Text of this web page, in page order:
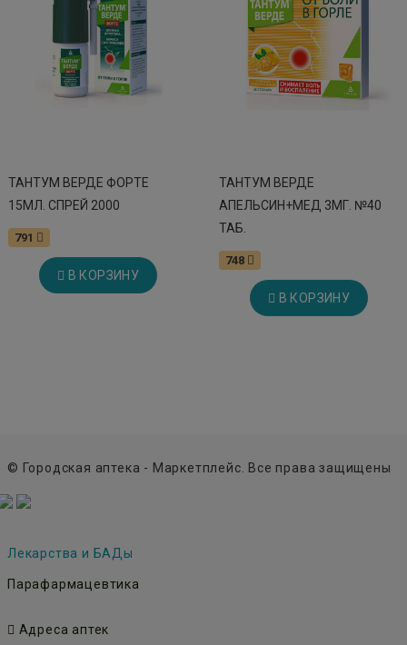
ТАНТУМ ВЕРДЕ ФОРТЕ
15МЛ. СПРЕЙ 2000
791
В КОРЗИНУ
ТАНТУМ ВЕРДЕ
АПЕЛЬСИН+МЕД 3МГ. №40
ТАБ.
748
В КОРЗИНУ
© Городская аптека - Маркетплейс. Все права защищены
Лекарства и БАДы
Парафармацевтика
Адреса аптек